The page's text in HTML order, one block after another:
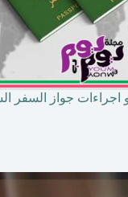
جواز السفر